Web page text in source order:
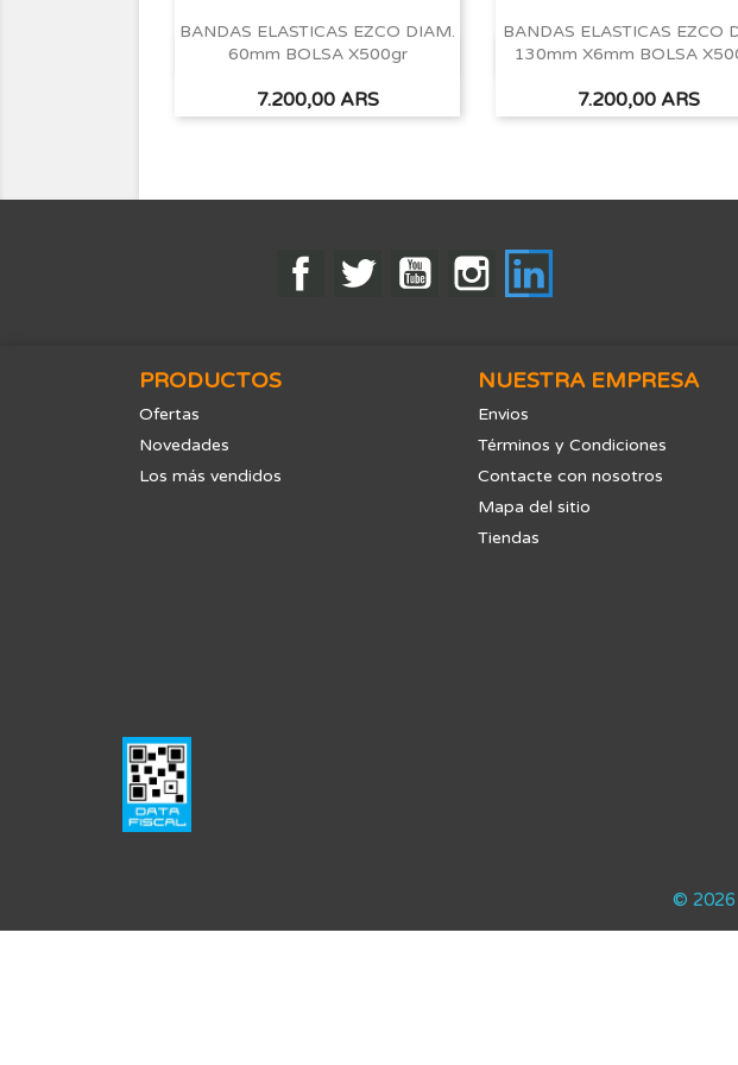
BANDAS ELASTICAS EZCO DIAM.
60mm BOLSA X500gr
Precio
7.200,00 ARS
Vista rápida
BANDAS ELASTICAS EZCO
130mm X6mm BOLSA
Precio
7.200,00 ARS
Vista rápida
FacebookTwitter YouTubeInstagram
PRODUCTOS
Ofertas
Novedades
Los más vendidos
NUESTRA EMPRESA
Envios
Términos y Condiciones
Contacte con nosotros
Mapa del sitio
Tiendas
© 2026